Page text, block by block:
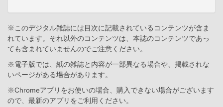
※このデジタル雑誌には目次に記載されているコンテンツが含ま
れています。それ以外のコンテンツは、本誌のコンテンツであっ
ても含まれていませんのでご注意ください。
※電子版では、紙の雑誌と内容が一部異なる場合や、掲載されな
いページがある場合があります。
※Chromeアプリをお使いの場合、購入できない場合がございます
ので、最新のアプリをご利用ください。